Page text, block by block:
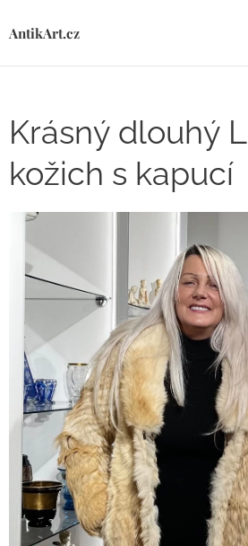
AntikArt.cz
Krásný dlouhý
kožich s kapucí